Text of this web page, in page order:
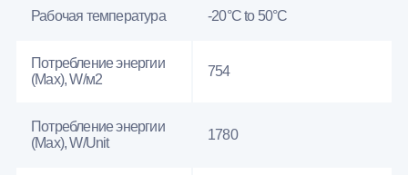
Рабочая температура -20°C to 50°C
Потребление энергии
(Max), W/м2
754
Потребление энергии
(Max), W/Unit
1780